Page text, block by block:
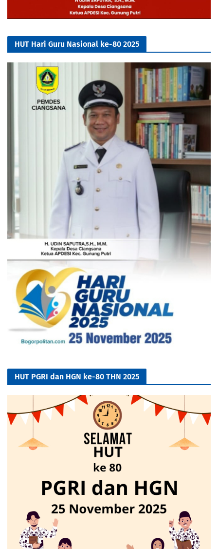
HUT Hari Guru Nasional ke-80 2025
HUT PGRI dan HGN ke-80 THN 2025